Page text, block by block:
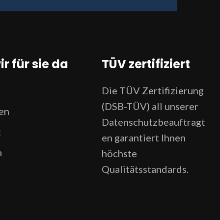
für sie da TÜV zertifiziert
Die TÜV Zertifizierung
(DSB-TÜV) all unserer
Datenschutzbeauftragt
en garantiert Ihnen
höchste
Qualitätsstandards.